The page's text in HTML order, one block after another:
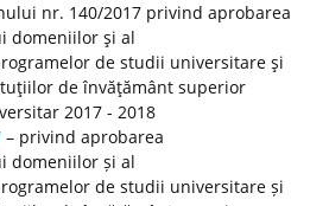
nr. 140/2017 privind aprobarea
domeniilor şi al
de studii universitare şi
de învăţământ superior
2017 - 2018
– privind aprobarea
domeniilor și al
de studii universitare și